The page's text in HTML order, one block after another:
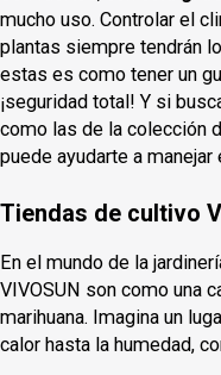
mucho uso. Controlar el
plantas siempre tendrán
estas es como tener un
¡seguridad total! Y si
como las de la colección
puede ayudarte a
Tiendas de cultivo
En el mundo de la
VIVOSUN son como una
marihuana. Imagina un
calor hasta la humedad,